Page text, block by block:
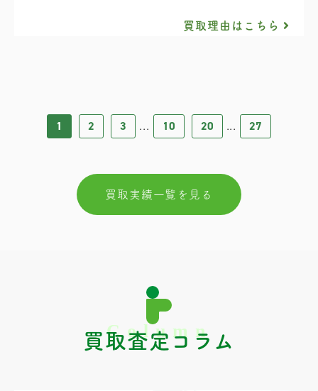
買取理由はこちら
1 2 3 10 20 27
買取実績一覧を見る
買取査定コラム